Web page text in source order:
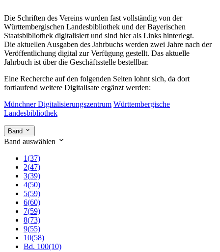
Die Schriften des Vereins wurden fast vollständig von der
Württembergischen Landesbibliothek und der Bayerischen
Staatsbibliothek digitalisiert und sind hier als Links hinterlegt.
Die aktuellen Ausgaben des Jahrbuchs werden zwei Jahre nach der
Veröffentlichung digital zur Verfügung gestellt. Das aktuelle
Jahrbuch ist über die Geschäftsstelle bestellbar.
Eine Recherche auf den folgenden Seiten lohnt sich, da dort
fortlaufend weitere Digitalisate ergänzt werden:
Münchner Digitalisierungszentrum Württembergische
Landesbibliothek
Band
Band auswählen
1(37)
2(47)
3(39)
4(50)
5(59)
6(60)
7(59)
8(73)
9(55)
10(58)
Bd. 100(10)